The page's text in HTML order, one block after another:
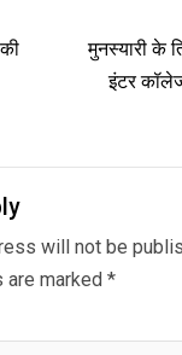
मुनस्यारी के
इंटर
will not be
are marked *